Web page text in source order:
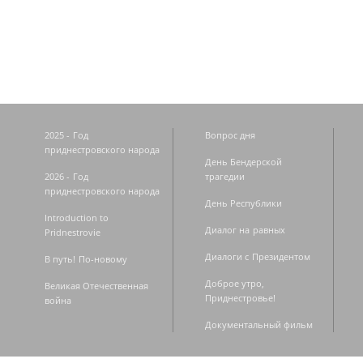
2025 - Год
приднестровского народа
2026 - Год
приднестровского народа
Introduction to
Pridnestrovie
В путь! По-новому
Великая Отечественная
война
Вопрос дня
День Бендерской
трагедии
День Республики
Диалог на равных
Диалоги с Президентом
Доброе утро,
Приднестровье!
Документальный фильм